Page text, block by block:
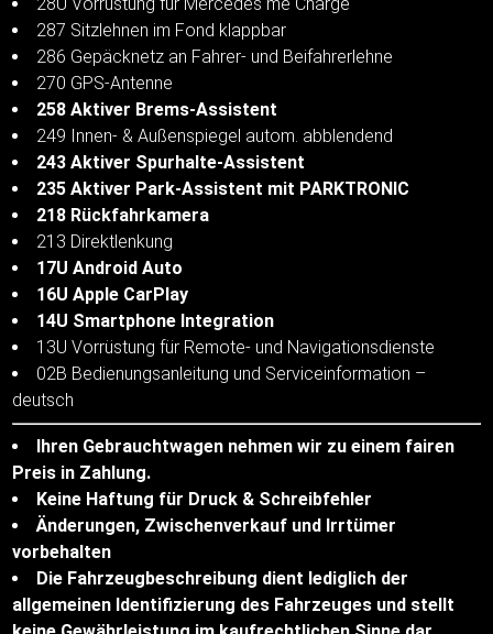
287 Sitzlehnen im Fond klappbar
286 Gepäcknetz an Fahrer- und Beifahrerlehne
270 GPS-Antenne
258 Aktiver Brems-Assistent
249 Innen- & Außenspiegel autom. abblendend
243 Aktiver Spurhalte-Assistent
235 Aktiver Park-Assistent mit PARKTRONIC
218 Rückfahrkamera
213 Direktlenkung
17U Android Auto
16U Apple CarPlay
14U Smartphone Integration
13U Vorrüstung für Remote- und Navigationsdienste
02B Bedienungsanleitung und Serviceinformation –
deutsch
Ihren Gebrauchtwagen nehmen wir zu einem fairen
Preis in Zahlung.
Keine Haftung für Druck & Schreibfehler
Änderungen, Zwischenverkauf und Irrtümer
vorbehalten
Die Fahrzeugbeschreibung dient lediglich der
allgemeinen Identifizierung des Fahrzeuges und stellt